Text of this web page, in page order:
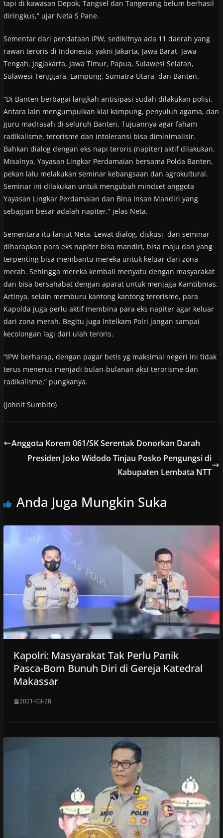
tapi di kawasan Depok, Tangsel dan Tangerang belum berhasil
diringkus,” ujar Neta S Pane.
Sementar dari pendataan IPW, sedikitnya ada 11 daerah yang
rawan teroris di Indonesia, yakni Jakarta, Jawa Barat, Jawa
Tengah, Jogjakarta, Jawa Timur, Papua, Sulawesi Selatan,
Sulawesi Tenggara, Lampung, Sumatra Utara, dan Banten.
“Di Banten berbagai langkah antisipasi sudah dilakukan polisi.
Antara lain mengumpulkan kiai kampung, penyuluh agama, dan
guru madrasah di seluruh Banten. Tujuannya agar faham
radikalisme, terorisme dan intoleransi bisa diminimalisir.
Bahkan dialog dengan eks napi teroris (napiter) aktif dilakukan.
Misalnya, Yayasan Lingkar Perdamaian bersama Polda Banten,
pekan lalu melakukan seminar kebangsaan dan agrokultural.
Seminar ini dilakukan untuk mengubah mindset anggota
Yayasan Lingkar Perdamaian dan Bina Insan Mandiri yang
sebagian besar adalah napiter,” jelas Neta.
Sementara itu lanjut Neta, Lewat dialog, diskusi, dan seminar
diharapkan para eks napiter bisa mandiri, bisa maju dan yang
terpenting bisa membantu mereka untuk keluar dari zona
merah. Sehingga mereka kembali menyatu dengan masyarakat
dan bisa bersahabat dengan aparat untuk menjaga Kamtibmas.
Artinya, selain memburu kantong kantong terorisme, para
Kapolda juga perlu aktif membina para eks napiter agar keluar
dari zona merah. Begitu juga Intelkam Polri jangan sampai
kecolongan lagi dari ulah teroris.
“IPW berharap, dengan pagar betis yg maksimal negeri ini tidak
terus menerus menjadi bulan-bulanan aksi terorisme dan
radikalisme,” pungkanya.
(Johnit Sumbito)
Anggota Korem 061/SK Serentak Donorkan Darah
Presiden Joko Widodo Tinjau Posko Pengungsi di
Kabupaten Lembata NTT
Anda Juga Mungkin Suka
Kapolri: Masyarakat Tak Perlu Panik
Pasca-Bom Bunuh Diri di Gereja Katedral
Makassar
2021-03-28